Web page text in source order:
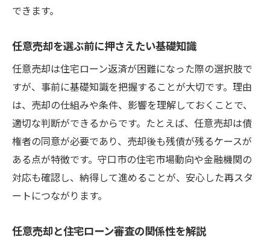
住宅ローン相談先を探すなら任意売却も選択肢
に
住宅ローン相談先選びと任意売却の活用法
任意売却対応の相談窓口を利用するメリッ
ト
任意売却と銀行への問い合わせ時の注意点
任意売却に強い専門家の選び方とその理由
相談先で役立つ任意売却の具体的事例紹介
審査が厳しい時の任意売却による解決法
できます。
任意売却を選ぶ前に押さえたい基礎知識
任意売却は住宅ローン返済が困難になった際の選択肢で
すが、事前に基礎知識を把握することが大切です。理由
は、売却の仕組みや条件、影響を理解しておくことで、
適切な判断ができるからです。たとえば、任意売却は債
権者の同意が必要であり、売却後も残債が残るケースが
ある点が特徴です。守口市の住宅市場動向や金融機関の
対応も確認し、納得して進めることが、安心した再スタ
ートにつながります。
任意売却と住宅ローン審査の関係性を解説